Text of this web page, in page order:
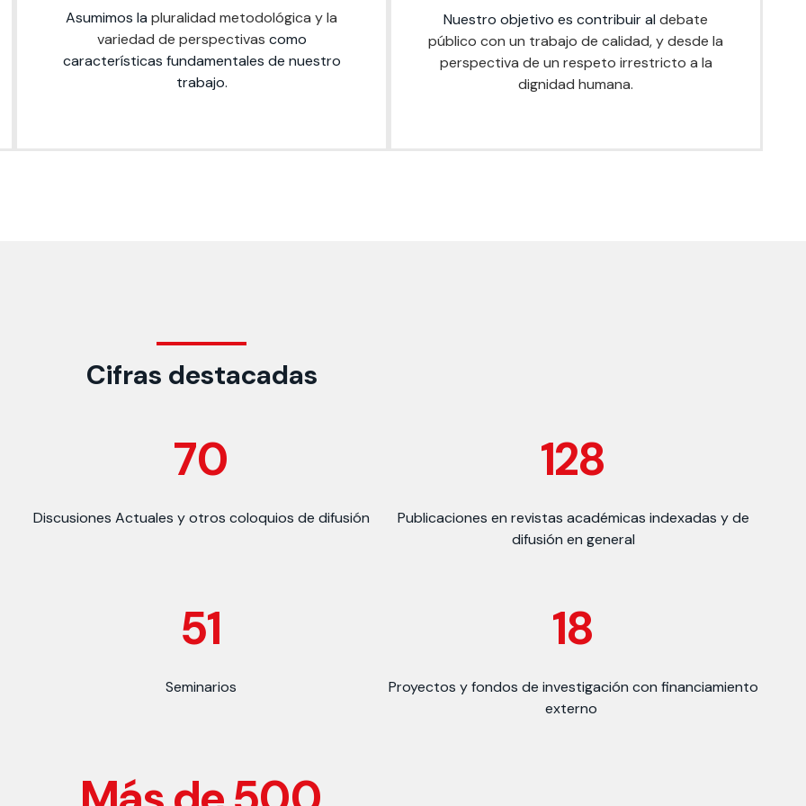
Asumimos la pluralidad metodológica y la
variedad de perspectivas como
características fundamentales de nuestro
trabajo.
Nuestro objetivo es contribuir al debate
público con un trabajo de calidad, y desde la
perspectiva de un respeto irrestricto a la
dignidad humana.
Cifras destacadas
70
Discusiones Actuales y otros coloquios de difusión
128
Publicaciones en revistas académicas indexadas y de
difusión en general
51
Seminarios
18
Proyectos y fondos de investigación con financiamiento
externo